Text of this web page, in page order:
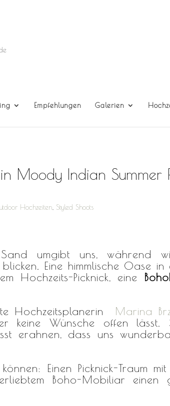
Empfehlungen Galerien
in Moody Indian Summer
Hochzeiten Styled Shoots
umgibt uns, während
Eine himmlische Oase in
Hochzeits-Picknick, eine
Hochzeitsplanerin Marina
keine Wünsche offen lässt.
erahnen, dass uns
Einen Picknick-Traum
Boho-Mobiliar einen